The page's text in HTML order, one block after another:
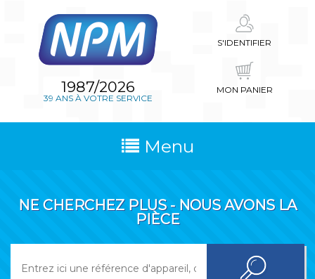
1987/2026
39 ANS À VOTRE SERVICE
S'IDENTIFIER
MON PANIER
Menu
NE CHERCHEZ PLUS - NOUS AVONS LA
PIÈCE